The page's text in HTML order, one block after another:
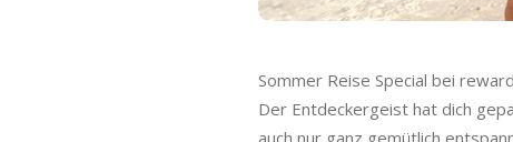
c
k
Sommer Reise Special bei
Der Entdeckergeist hat dich